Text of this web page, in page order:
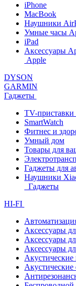
iPhone
MacBook
Наушники
Умные часы
iPad
Аксессуары
Apple
DYSON
GARMIN
Гаджеты
TV-
SmartWatch
Фитнес и
Умный дом
Товары для
Гаджеты для
Наушники
Гаджеты
HI-FI
Аксессуары
Аксессуары
Аксессуары
Акустические